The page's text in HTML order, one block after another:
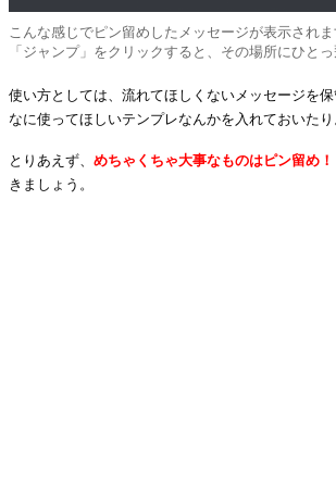
こんな感じでピン留めしたメッセージが表示され
「ジャンプ」をクリックすると、その場所にひとっ
使い方としては、流れてほしくないメッセージを
なに使ってほしいテンプレなんかを入れておいたり
とりあえず、 めちゃくちゃ大事なものはピン留め！
きましょう。